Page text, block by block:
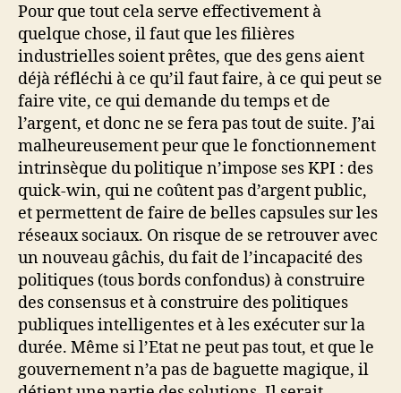
Pour que tout cela serve effectivement à
quelque chose, il faut que les filières
industrielles soient prêtes, que des gens aient
déjà réfléchi à ce qu’il faut faire, à ce qui peut se
faire vite, ce qui demande du temps et de
l’argent, et donc ne se fera pas tout de suite. J’ai
malheureusement peur que le fonctionnement
intrinsèque du politique n’impose ses KPI : des
quick-win, qui ne coûtent pas d’argent public,
et permettent de faire de belles capsules sur les
réseaux sociaux. On risque de se retrouver avec
un nouveau gâchis, du fait de l’incapacité des
politiques (tous bords confondus) à construire
des consensus et à construire des politiques
publiques intelligentes et à les exécuter sur la
durée. Même si l’Etat ne peut pas tout, et que le
gouvernement n’a pas de baguette magique, il